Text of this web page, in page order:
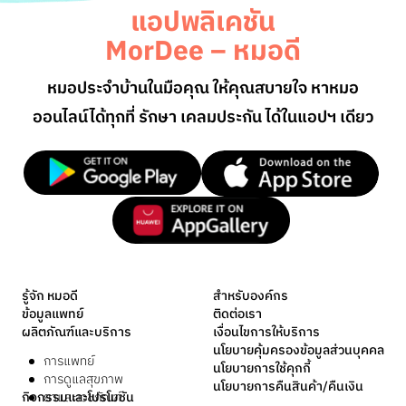
แอปพลิเคชัน
MorDee – หมอดี
หมอประจำบ้านในมือคุณ ให้คุณสบายใจ หาหมอ
ออนไลน์ได้ทุกที่ รักษา เคลมประกัน ได้ในแอปฯ เดียว
รู้จัก หมอดี
ข้อมูลแพทย์
ผลิตภัณฑ์และบริการ
การแพทย์
การดูแลสุขภาพ
ยาและเวชภัณฑ์
กิจกรรมและโปรโมชัน
สำหรับองค์กร
ติดต่อเรา
เงื่อนไขการให้บริการ
นโยบายคุ้มครองข้อมูลส่วนบุคคล
นโยบายการใช้คุกกี้
นโยบายการคืนสินค้า/คืนเงิน